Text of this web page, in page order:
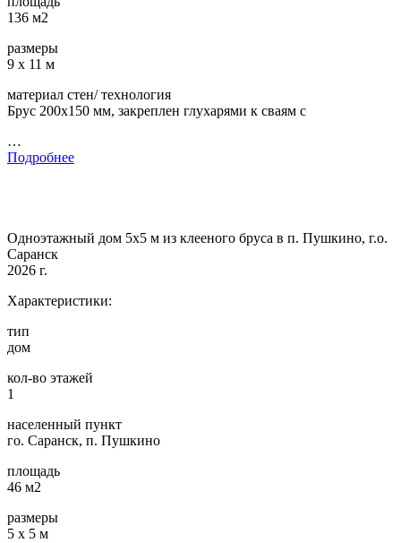
136 м2
размеры
9 х 11 м
материал стен/ технология
Брус 200х150 мм, закреплен глухарями к сваям с
…
Подробнее
Одноэтажный дом 5х5 м из клееного бруса в п. Пушкино, г.о.
Саранск
2026 г.
Характеристики:
тип
дом
кол-во этажей
1
населенный пункт
го. Саранск, п. Пушкино
площадь
46 м2
размеры
5 х 5 м